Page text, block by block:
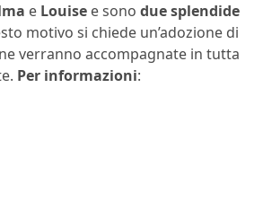
e Louise e sono due splendide
motivo si chiede un’adozione di
verranno accompagnate in tutta
Per informazioni: